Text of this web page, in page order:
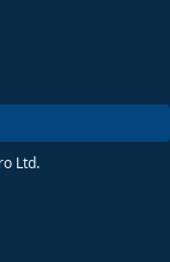
Ltd.